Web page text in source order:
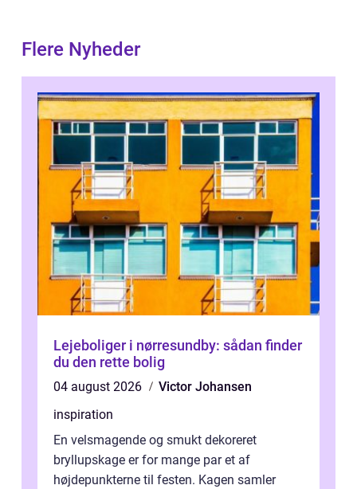
Flere Nyheder
Lejeboliger i nørresundby: sådan finder
du den rette bolig
04 august 2026
Victor Johansen
inspiration
En velsmagende og smukt dekoreret
bryllupskage er for mange par et af
højdepunkterne til festen. Kagen samler